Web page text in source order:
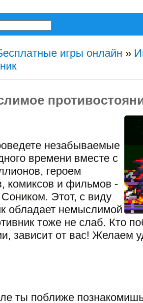
игры онлайн »
незабываемые
времени вместе с
героем
комиксов и фильмов -
Этот, с виду
обладает немыслимой
тоже не слаб. Кто
зависит от вас! Желаем
ты поближе